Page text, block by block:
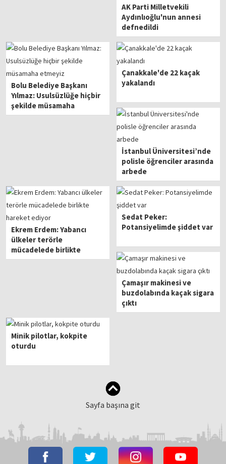
AK Parti Milletvekili
Aydınlıoğlu'nun annesi
defnedildi
Bolu Belediye Başkanı
Yılmaz: Usulsüzlüğe hiçbir
şekilde müsamaha
etmeyiz
Çanakkale'de 22 kaçak
yakalandı
İstanbul Üniversitesi’nde
polisle öğrenciler arasında
arbede
Ekrem Erdem: Yabancı
ülkeler terörle
mücadelede birlikte
hareket ediyor
Sedat Peker:
Potansiyelimde şiddet var
Çamaşır makinesi ve
buzdolabında kaçak sigara
çıktı
Minik pilotlar, kokpite
oturdu
Sayfa başına git